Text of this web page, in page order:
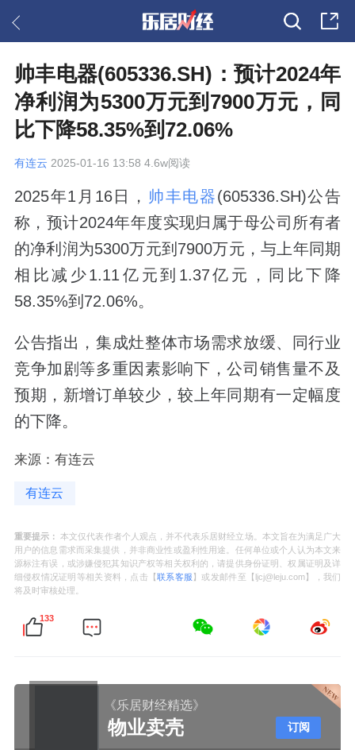
帅丰电器(605336.SH)：预计2024年
净利润为5300万元到7900万元，同
比下降58.35%到72.06%
有连云 2025-01-16 13:58 4.6w阅读
2025年1月16日， 帅丰电器(605336.SH)公告
称，预计2024年年度实现归属于母公司所有者
的净利润为5300万元到7900万元，与上年同期
相比减少1.11亿元到1.37亿元，同比下降
58.35%到72.06%。
公告指出，集成灶整体市场需求放缓、同行业
竞争加剧等多重因素影响下，公司销售量不及
预期，新增订单较少，较上年同期有一定幅度
的下降。
来源：有连云
有连云
重要提示： 本文仅代表作者个人观点，并不代表乐居财经立场。本文旨在为满足广大
用户的信息需求而采集提供，并非商业性或盈利性用途。任何单位或个人认为本文来
源标注有误，或涉嫌侵犯其知识产权等相关权利的，请提供身份证明、权属证明及详
细侵权情况证明等相关资料，点击【联系客服 】或发邮件至【ljcj@leju.com】，我们
将及时审核处理。
133
《乐居财经精选》
物业卖壳 订阅